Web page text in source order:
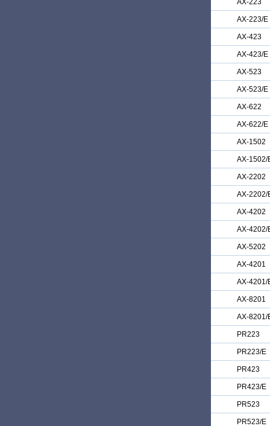
AX-223
AX-223/E
AX-423
AX-423/E
AX-523
AX-523/E
AX-622
AX-622/E
AX-1502
AX-1502/
AX-2202
AX-2202/
AX-4202
AX-4202/
AX-5202
AX-4201
AX-4201/
AX-8201
AX-8201/
PR223
PR223/E
PR423
PR423/E
PR523
PR523/E